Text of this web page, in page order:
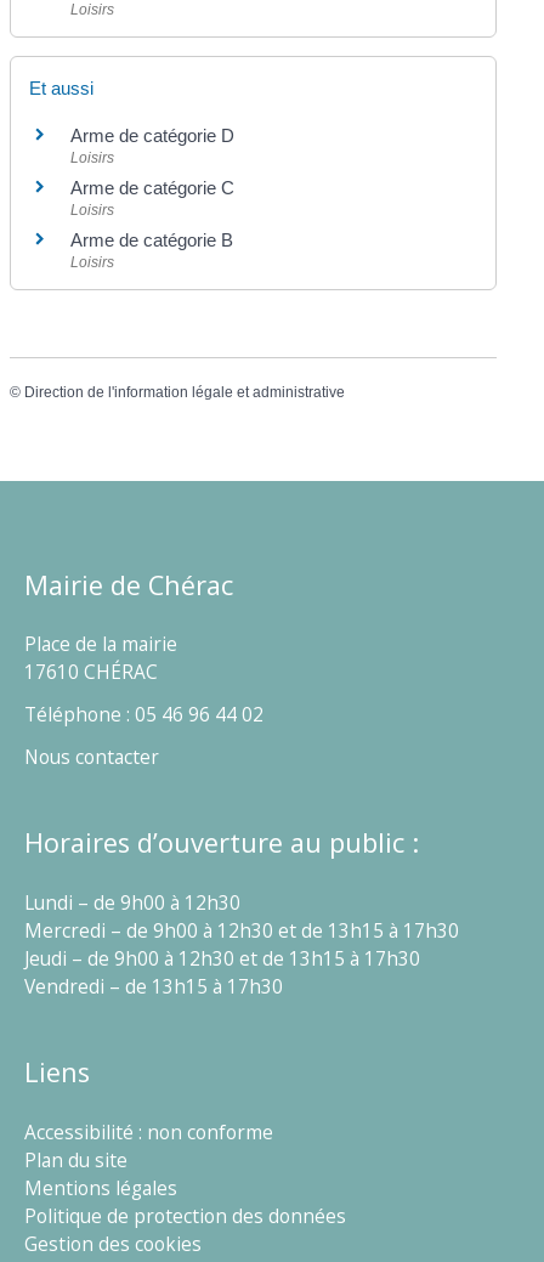
Loisirs
Et aussi
Arme de catégorie D
Loisirs
Arme de catégorie C
Loisirs
Arme de catégorie B
Loisirs
© Direction de l'information légale et administrative
Mairie de Chérac
Place de la mairie
17610 CHÉRAC
Téléphone : 05 46 96 44 02
Nous contacter
Horaires d’ouverture au public :
Lundi – de 9h00 à 12h30
Mercredi – de 9h00 à 12h30 et de 13h15 à 17h30
Jeudi – de 9h00 à 12h30 et de 13h15 à 17h30
Vendredi – de 13h15 à 17h30
Liens
Accessibilité : non conforme
Plan du site
Mentions légales
Politique de protection des données
Gestion des cookies